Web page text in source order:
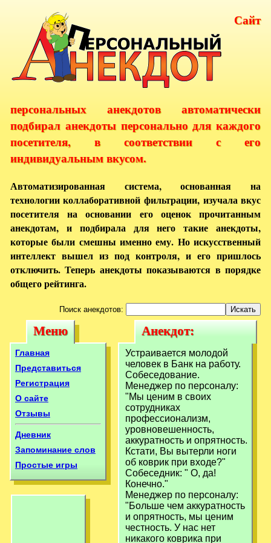
Сайт
персональных анекдотов автоматически
подбирал анекдоты персонально для каждого
посетителя, в соответствии с его
индивидуальным вкусом.
Автоматизированная система, основанная на
технологии коллаборативной фильтрации, изучала вкус
посетителя на основании его оценок прочитанным
анекдотам, и подбирала для него такие анекдоты,
которые были смешны именно ему. Но искусственный
интеллект вышел из под контроля, и его пришлось
отключить. Теперь анекдоты показываются в порядке
общего рейтинга.
Поиск анекдотов:
Меню
Меню
Главная
Представиться
Регистрация
О сайте
Отзывы
Дневник
Запоминание слов
Простые игры
Анекдот:
Устраивается
молодой человек
в Банк на
Анекдот:
Устраивается
молодой человек в
Банк на
Устраивается молодой
человек в Банк на работу.
Собеседование.
Менеджер по персоналу:
"Мы ценим в своих
сотрудниках
профессионализм,
уровновешенность,
аккуратность и опрятность.
Кстати, Вы вытерли ноги
об коврик при входе?"
Собеседник: " О, да!
Конечно."
Менеджер по персоналу:
"Больше чем аккуратность
и опрятность, мы ценим
честность. У нас нет
никакого коврика при